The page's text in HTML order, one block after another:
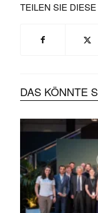
TEILEN SIE
DAS KÖNNTE